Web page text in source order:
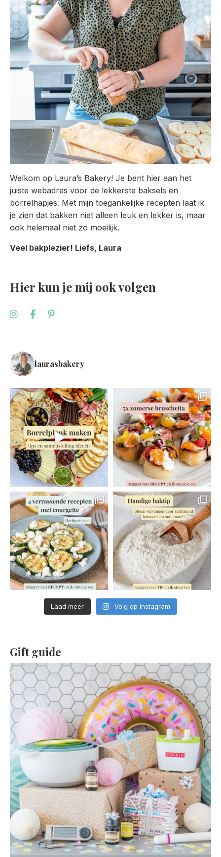
Welkom op Laura’s Bakery! Je bent hier aan het
juiste webadres voor de lekkerste baksels en
borrelhapjes. Met mijn toegankelijke recepten laat ik
je zien dat bakken niet alleen leuk en lekker is, maar
ook helemaal niet zo moeilijk.
Veel bakplezier! Liefs, Laura
Hier kun je mij ook volgen
laurasbakery
Laad meer Volg op instagram
Gift guide